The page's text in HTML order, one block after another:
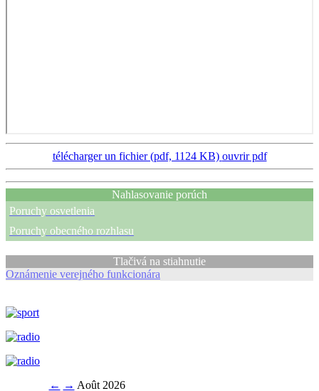
télécharger un fichier (pdf, 1124 KB) ouvrir pdf
Nahlasovanie porúch
Poruchy osvetlenia
Poruchy obecného rozhlasu
Tlačivá na stiahnutie
Oznámenie verejného funkcionára
← → Août 2026